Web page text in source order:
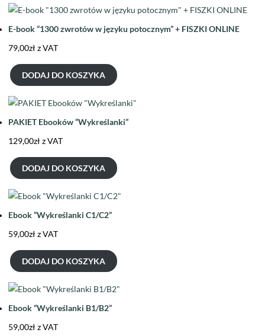
E-book “1300 zwrotów w języku potocznym” + FISZKI ONLINE
79,00zł z VAT
DODAJ DO KOSZYKA
PAKIET Ebooków “Wykreślanki”
129,00zł z VAT
DODAJ DO KOSZYKA
Ebook “Wykreślanki C1/C2”
59,00zł z VAT
DODAJ DO KOSZYKA
Ebook “Wykreślanki B1/B2”
59,00zł z VAT